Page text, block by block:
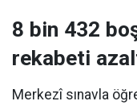
8 bin 432
rekabeti
Merkezî sınavla